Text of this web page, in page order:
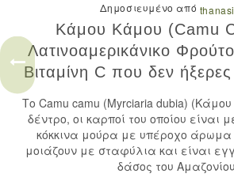
Δημοσιευμένο από
Κάμου Κάμου (Camu
Λατινοαμερικάνικο
Βιταμίνη C που δεν ήξερες
Το Camu camu (Myrciaria dubia)
δέντρο, οι καρποί του οποίου είναι
κόκκινα μούρα με υπέροχο
μοιάζουν με σταφύλια και είναι
δάσος του